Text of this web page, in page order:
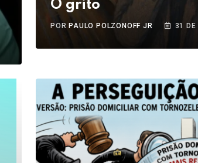
O grito
POR PAULO POLZONOFF JR 31 DE